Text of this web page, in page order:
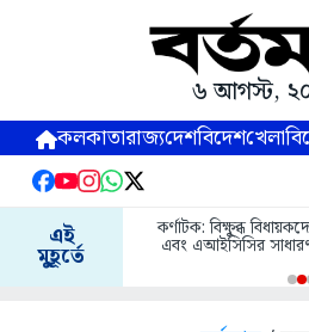
৬ আগস্ট,
কলকাতারাজ্যদেশবিদেশখেলা
এই
মুহূর্তে
কর্ণাটক: বিক্ষুব্ধ
এবং এআইসিসির